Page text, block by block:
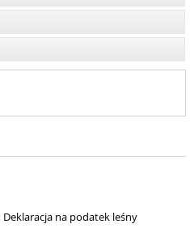
Deklaracja na podatek leśny